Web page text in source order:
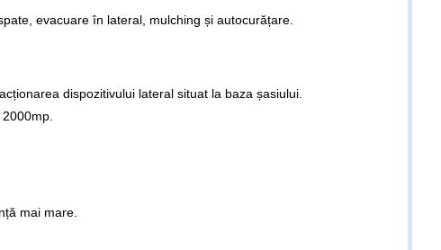
evacuare în lateral, mulching și autocurățare.
dispozitivului lateral situat la baza șasiului.
mai mare.